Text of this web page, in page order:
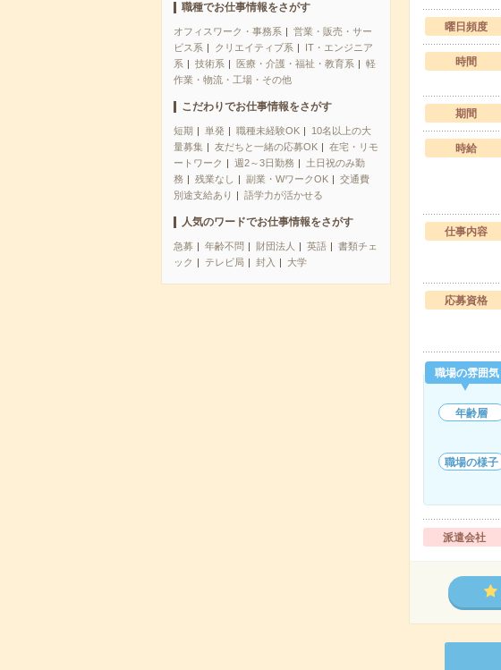
職種でお仕事情報をさがす
オフィスワーク・事務系
営業・販売・サー
ビス系
クリエイティブ系
IT・エンジニア
系
技術系 医療・介護・福祉・教育系
軽
作業・物流・工場・その他
こだわりでお仕事情報をさがす
短期 単発 職種未経験OK
10名以上の大
量募集
友だちと一緒の応募OK
在宅・リモ
ートワーク
週2～3日勤務
土日祝のみ勤
務
残業なし 副業・WワークOK
交通費
別途支給あり
語学力が活かせる
人気のワードでお仕事情報をさがす
急募 年齢不問 財団法人 英語
書類チェ
ック
テレビ局 封入 大学
曜日頻度
時間
期間
時給
仕事内容
応募資格
職場の雰囲気
年齢層
職場の様子
派遣会社